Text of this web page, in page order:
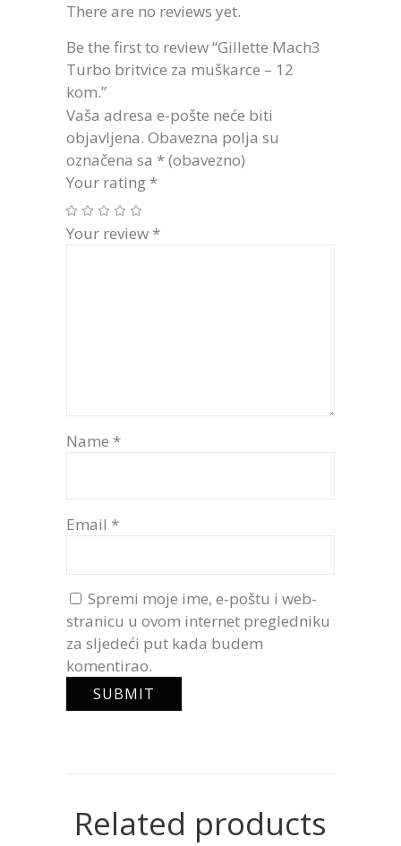
There are no reviews yet.
Be the first to review “Gillette Mach3
Turbo britvice za muškarce – 12
kom.”
Vaša adresa e-pošte neće biti
objavljena. Obavezna polja su
označena sa * (obavezno)
Your rating *
Your review *
Name *
Email *
Spremi moje ime, e-poštu i web-
stranicu u ovom internet pregledniku
za sljedeći put kada budem
komentirao.
Related products